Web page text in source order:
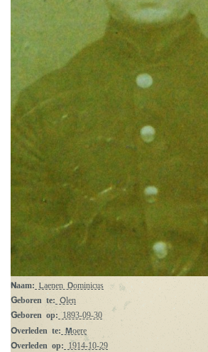
Naam: Laenen Dominicus
Geboren te: Olen
Geboren op: 1893-09-30
Overleden te: Moere
Overleden op: 1914-10-29